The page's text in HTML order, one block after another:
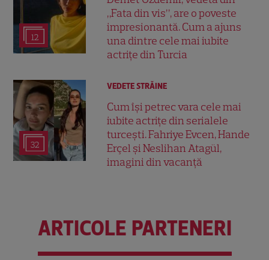
12
„Fata din vis”, are o poveste
impresionantă. Cum a ajuns
una dintre cele mai iubite
actrițe din Turcia
32
VEDETE STRĂINE
Cum își petrec vara cele mai
iubite actrițe din serialele
turcești. Fahriye Evcen, Hande
Erçel și Neslihan Atagül,
imagini din vacanță
ARTICOLE PARTENERI